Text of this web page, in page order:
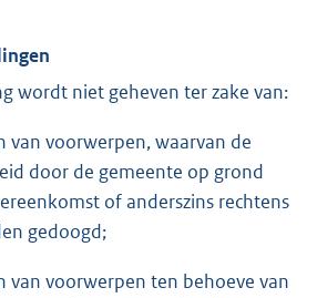
wordt niet geheven ter zake van:
van voorwerpen, waarvan de
door de gemeente op grond
of anderszins rechtens
gedoogd;
van voorwerpen ten behoeve van